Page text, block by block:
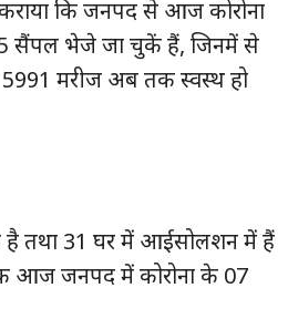
कराया कि जनपद से आज कोरोना
सैंपल भेजे जा चुकें हैं, जिनमें से
मरीज अब तक स्वस्थ हो
है तथा 31 घर में आईसोलशन में हैं
आज जनपद में कोरोना के 07